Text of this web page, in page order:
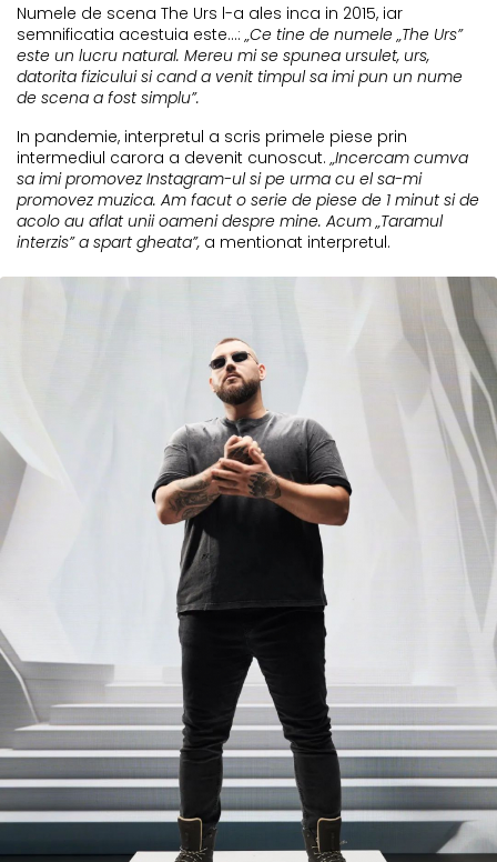
Numele de scena The Urs l-a ales inca in 2015, iar
semnificatia acestuia este...: „Ce tine de numele „The Urs”
este un lucru natural. Mereu mi se spunea ursulet, urs,
datorita fizicului si cand a venit timpul sa imi pun un nume
de scena a fost simplu”.
In pandemie, interpretul a scris primele piese prin
intermediul carora a devenit cunoscut. „Incercam cumva
sa imi promovez Instagram-ul si pe urma cu el sa-mi
promovez muzica. Am facut o serie de piese de 1 minut si de
acolo au aflat unii oameni despre mine. Acum „Taramul
interzis” a spart gheata”, a mentionat interpretul.